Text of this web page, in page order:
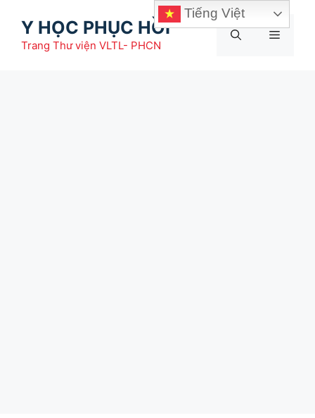
Y HỌC PHỤC HỒI
Trang Thư viện VLTL- PHCN
Menu
Tiếng Việt